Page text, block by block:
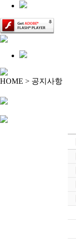
HOME > 공지사항